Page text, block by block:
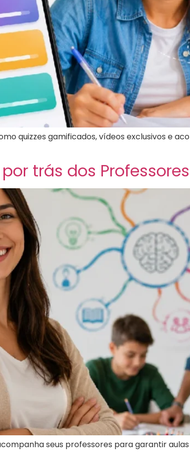
quizzes gamificados, vídeos exclusivos e
trás dos
seus professores para garantir